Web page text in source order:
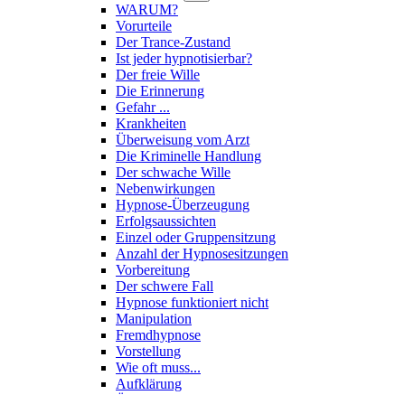
WARUM?
Vorurteile
Der Trance-Zustand
Ist jeder hypnotisierbar?
Der freie Wille
Die Erinnerung
Gefahr ...
Krankheiten
Überweisung vom Arzt
Die Kriminelle Handlung
Der schwache Wille
Nebenwirkungen
Hypnose-Überzeugung
Erfolgsaussichten
Einzel oder Gruppensitzung
Anzahl der Hypnosesitzungen
Vorbereitung
Der schwere Fall
Hypnose funktioniert nicht
Manipulation
Fremdhypnose
Vorstellung
Wie oft muss...
Aufklärung